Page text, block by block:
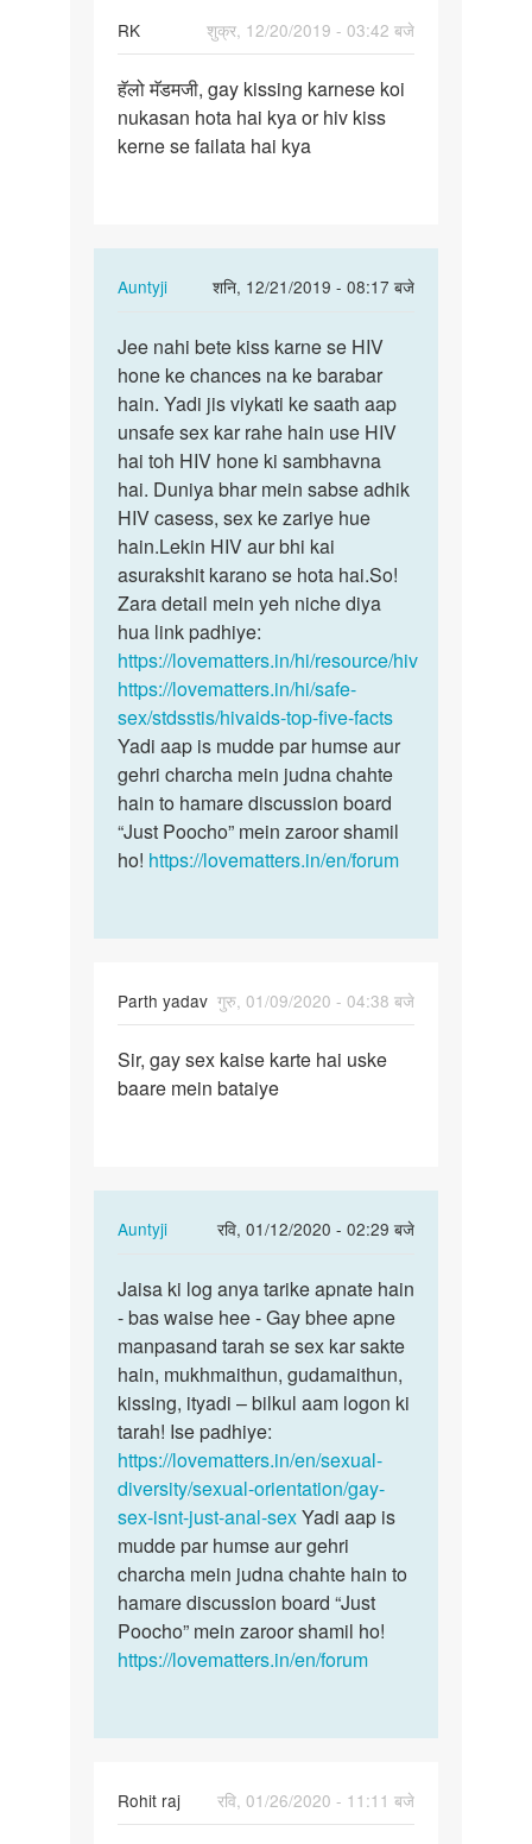
RK
शुक्र, 12/20/2019 - 03:42 बजे
हॅलो
मॅडमजी,
gay
हॅलो मॅडमजी, gay kissing karnese koi
nukasan hota hai kya or hiv kiss
kerne se failata hai kya
Auntyji
शनि, 12/21/2019 - 08:17 बजे
In
to
हॅलो
मॅडमजी,
gay
kissing…
by
RK
Jee
nahi
bete
kiss
karne
se…
Jee nahi bete kiss karne se HIV
hone ke chances na ke barabar
hain. Yadi jis viykati ke saath aap
unsafe sex kar rahe hain use HIV
hai toh HIV hone ki sambhavna
hai. Duniya bhar mein sabse adhik
HIV casess, sex ke zariye hue
hain.Lekin HIV aur bhi kai
asurakshit karano se hota hai.So!
Zara detail mein yeh niche diya
hua link padhiye:
https://lovematters.in/hi/resource/hiv
https://lovematters.in/hi/safe-
sex/stdsstis/hivaids-top-five-facts
Yadi aap is mudde par humse aur
gehri charcha mein judna chahte
hain to hamare discussion board
“Just Poocho” mein zaroor shamil
ho! https://lovematters.in/en/forum
Parth yadav गुरु, 01/09/2020 - 04:38 बजे
Sir,
gay
Sir, gay sex kaise karte hai uske
baare mein bataiye
Auntyji
रवि, 01/12/2020 - 02:29 बजे
In
to
Sir,
gay
sex
kaise
karte
hai…
by
Parth
yadav
Jaisa
ki
log
anya
tarike…
Jaisa ki log anya tarike apnate hain
- bas waise hee - Gay bhee apne
manpasand tarah se sex kar sakte
hain, mukhmaithun, gudamaithun,
kissing, ityadi – bilkul aam logon ki
tarah! Ise padhiye:
https://lovematters.in/en/sexual-
diversity/sexual-orientation/gay-
sex-isnt-just-anal-sexYadi aap is
mudde par humse aur gehri
charcha mein judna chahte hain to
hamare discussion board “Just
Poocho” mein zaroor shamil ho!
https://lovematters.in/en/forum
Rohit raj
रवि, 01/26/2020 - 11:11 बजे